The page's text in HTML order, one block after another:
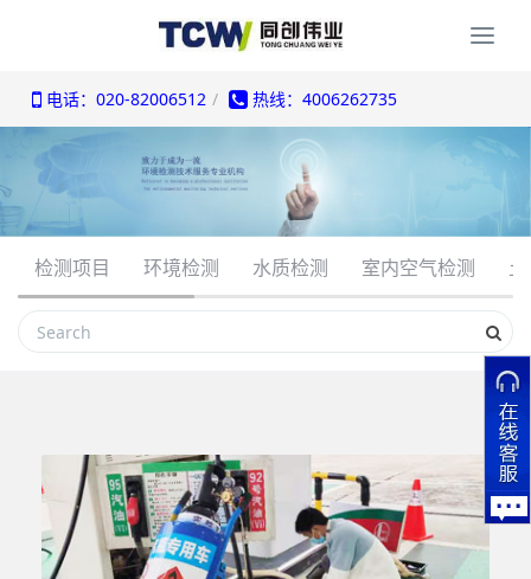
电话：020-82006512 热线：4006262735
检测项目 环境检测 水质检测 室内空气检测